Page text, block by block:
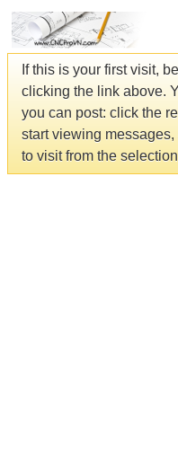
If this is your first visit,
clicking the link above.
you can post: click the
start viewing
to visit from the